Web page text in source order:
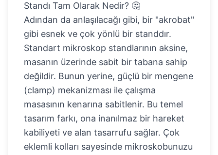
Standı Tam Olarak Nedir? 🤔
Adından da anlaşılacağı gibi, bir "akrobat"
gibi esnek ve çok yönlü bir standdır.
Standart mikroskop standlarının aksine,
masanın üzerinde sabit bir tabana sahip
değildir. Bunun yerine, güçlü bir mengene
(clamp) mekanizması ile çalışma
masasının kenarına sabitlenir. Bu temel
tasarım farkı, ona inanılmaz bir hareket
kabiliyeti ve alan tasarrufu sağlar. Çok
eklemli kolları sayesinde mikroskobunuzu